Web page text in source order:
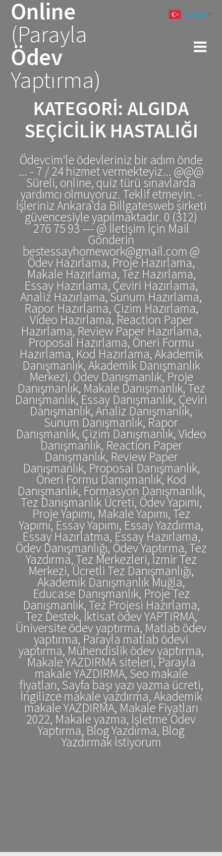
Online
(Parayla
Ödev
Yaptırma)
KATEGORI: ALGIDA
SEÇİCİLİK HASTALIĞI
Ödevcim'le ödevleriniz bir adım önde
... - 7 / 24 hizmet vermekteyiz... @@@
Süreli, online, quiz türü sınavlarda
yardımcı olmuyoruz. Teklif etmeyin. -
İşleriniz Ankara'da Billgatesweb şirketi
güvencesiyle yapılmaktadır. 0 (312)
276 75 93 --- @ İletişim İçin Mail
Gönderin
bestessayhomework@gmail.com @
Ödev Hazırlama, Proje Hazırlama,
Makale Hazırlama, Tez Hazırlama,
Essay Hazırlama, Çeviri Hazırlama,
Analiz Hazırlama, Sunum Hazırlama,
Rapor Hazırlama, Çizim Hazırlama,
Video Hazırlama, Reaction Paper
Hazırlama, Review Paper Hazırlama,
Proposal Hazırlama, Öneri Formu
Hazırlama, Kod Hazırlama, Akademik
Danışmanlık, Akademik Danışmanlık
Merkezi, Ödev Danışmanlık, Proje
Danışmanlık, Makale Danışmanlık, Tez
Danışmanlık, Essay Danışmanlık, Çeviri
Danışmanlık, Analiz Danışmanlık,
Sunum Danışmanlık, Rapor
Danışmanlık, Çizim Danışmanlık, Video
Danışmanlık, Reaction Paper
Danışmanlık, Review Paper
Danışmanlık, Proposal Danışmanlık,
Öneri Formu Danışmanlık, Kod
Danışmanlık, Formasyon Danışmanlık,
Tez Danışmanlık Ücreti, Ödev Yapımı,
Proje Yapımı, Makale Yapımı, Tez
Yapımı, Essay Yapımı, Essay Yazdırma,
Essay Hazırlatma, Essay Hazırlama,
Ödev Danışmanlığı, Ödev Yaptırma, Tez
Yazdırma, Tez Merkezleri, İzmir Tez
Merkezi, Ücretli Tez Danışmanlığı,
Akademik Danışmanlık Muğla,
Educase Danışmanlık, Proje Tez
Danışmanlık, Tez Projesi Hazırlama,
Tez Destek, İktisat ödev YAPTIRMA,
Üniversite ödev yaptırma, Matlab ödev
yaptırma, Parayla matlab ödevi
yaptırma, Mühendislik ödev yaptırma,
Makale YAZDIRMA siteleri, Parayla
makale YAZDIRMA, Seo makale
fiyatları, Sayfa başı yazı yazma ücreti,
İngilizce makale yazdırma, Akademik
makale YAZDIRMA, Makale Fiyatları
2022, Makale yazma, İşletme Ödev
Yaptırma, Blog Yazdırma, Blog
Yazdırmak İstiyorum
Turkish ▼